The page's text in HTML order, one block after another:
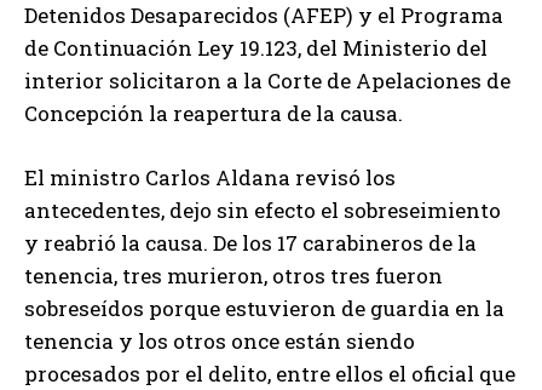
Detenidos Desaparecidos (AFEP) y el Programa
de Continuación Ley 19.123, del Ministerio del
interior solicitaron a la Corte de Apelaciones de
Concepción la reapertura de la causa.
El ministro Carlos Aldana revisó los
antecedentes, dejo sin efecto el sobreseimiento
y reabrió la causa. De los 17 carabineros de la
tenencia, tres murieron, otros tres fueron
sobreseídos porque estuvieron de guardia en la
tenencia y los otros once están siendo
procesados por el delito, entre ellos el oficial que